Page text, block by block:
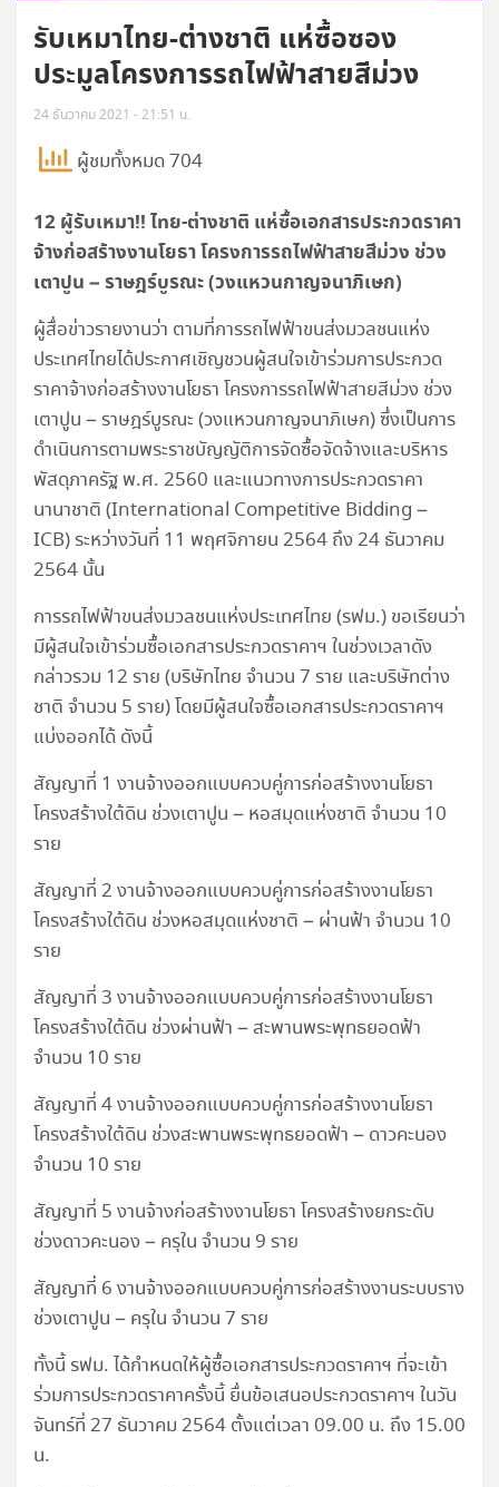
รับเหมาไทย-ต่างชาติ แห่ซื้อซอง
ประมูลโครงการรถไฟฟ้าสายสีม่วง
24 ธันวาคม 2021 - 21:51 น.
ผู้ชมทั้งหมด 704
12 ผู้รับเหมา!! ไทย-ต่างชาติ แห่ซื้อเอกสารประกวดราคา
จ้างก่อสร้างงานโยธา โครงการรถไฟฟ้าสายสีม่วง ช่วง
เตาปูน – ราษฎร์บูรณะ (วงแหวนกาญจนาภิเษก)
ผู้สื่อข่าวรายงานว่า ตามที่การรถไฟฟ้าขนส่งมวลชนแห่ง
ประเทศไทยได้ประกาศเชิญชวนผู้สนใจเข้าร่วมการประกวด
ราคาจ้างก่อสร้างงานโยธา โครงการรถไฟฟ้าสายสีม่วง ช่วง
เตาปูน – ราษฎร์บูรณะ (วงแหวนกาญจนาภิเษก) ซึ่งเป็นการ
ดำเนินการตามพระราชบัญญัติการจัดซื้อจัดจ้างและบริหาร
พัสดุภาครัฐ พ.ศ. 2560 และแนวทางการประกวดราคา
นานาชาติ (International Competitive Bidding –
ICB) ระหว่างวันที่ 11 พฤศจิกายน 2564 ถึง 24 ธันวาคม
2564 นั้น
การรถไฟฟ้าขนส่งมวลชนแห่งประเทศไทย (รฟม.) ขอเรียนว่า
มีผู้สนใจเข้าร่วมซื้อเอกสารประกวดราคาฯ ในช่วงเวลาดัง
กล่าวรวม 12 ราย (บริษัทไทย จำนวน 7 ราย และบริษัทต่าง
ชาติ จำนวน 5 ราย) โดยมีผู้สนใจซื้อเอกสารประกวดราคาฯ
แบ่งออกได้ ดังนี้
สัญญาที่ 1 งานจ้างออกแบบควบคู่การก่อสร้างงานโยธา
โครงสร้างใต้ดิน ช่วงเตาปูน – หอสมุดแห่งชาติ จำนวน 10
ราย
สัญญาที่ 2 งานจ้างออกแบบควบคู่การก่อสร้างงานโยธา
โครงสร้างใต้ดิน ช่วงหอสมุดแห่งชาติ – ผ่านฟ้า จำนวน 10
ราย
สัญญาที่ 3 งานจ้างออกแบบควบคู่การก่อสร้างงานโยธา
โครงสร้างใต้ดิน ช่วงผ่านฟ้า – สะพานพระพุทธยอดฟ้า
จำนวน 10 ราย
สัญญาที่ 4 งานจ้างออกแบบควบคู่การก่อสร้างงานโยธา
โครงสร้างใต้ดิน ช่วงสะพานพระพุทธยอดฟ้า – ดาวคะนอง
จำนวน 10 ราย
สัญญาที่ 5 งานจ้างก่อสร้างงานโยธา โครงสร้างยกระดับ
ช่วงดาวคะนอง – ครุใน จำนวน 9 ราย
สัญญาที่ 6 งานจ้างออกแบบควบคู่การก่อสร้างงานระบบราง
ช่วงเตาปูน – ครุใน จำนวน 7 ราย
ทั้งนี้ รฟม. ได้กำหนดให้ผู้ซื้อเอกสารประกวดราคาฯ ที่จะเข้า
ร่วมการประกวดราคาครั้งนี้ ยื่นข้อเสนอประกวดราคาฯ ในวัน
จันทร์ที่ 27 ธันวาคม 2564 ตั้งแต่เวลา 09.00 น. ถึง 15.00
น.